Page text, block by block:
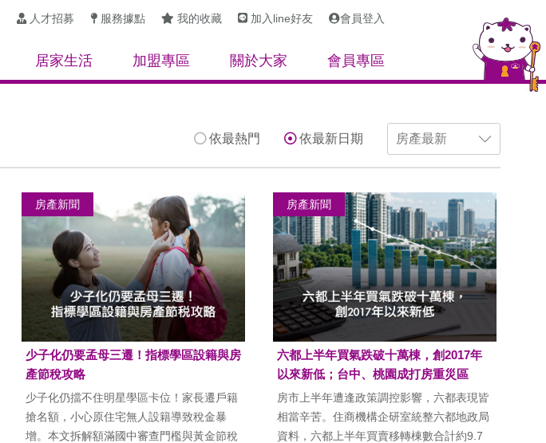
人才招募 服務據點 我的收藏 加入line好友 會員登入
居家生活 加盟專區 關於大家 會員專區
依最熱門 依最新日期
房產新聞
少子化仍要孟母三遷！指標學區設籍與房
產節稅攻略
少子化仍擋不住明星學區卡位！家長遷戶籍
搶名額，小心原住宅無人設籍導致稅金暴
增。本文拆解額滿國中審查門檻與黃金節稅
房產新聞
六都上半年買氣跌破十萬棟，創2017年
以來新低；台中、桃園成打房重災區
房市上半年遭逢政策調控影響，六都表現皆
相當辛苦。住商機構企研室統整六都地政局
資料，六都上半年買賣移轉棟數合計約9.7